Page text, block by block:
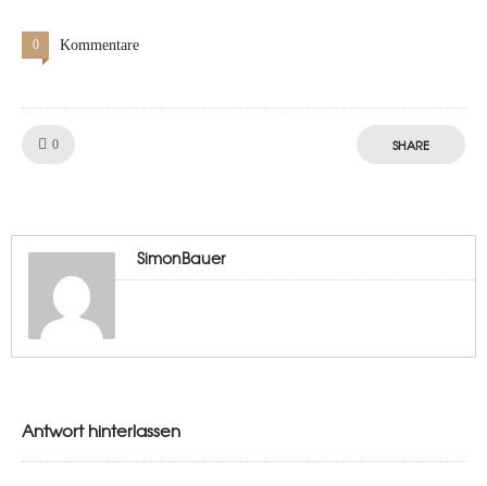
0 Kommentare
0 SHARE
SimonBauer
Antwort hinterlassen